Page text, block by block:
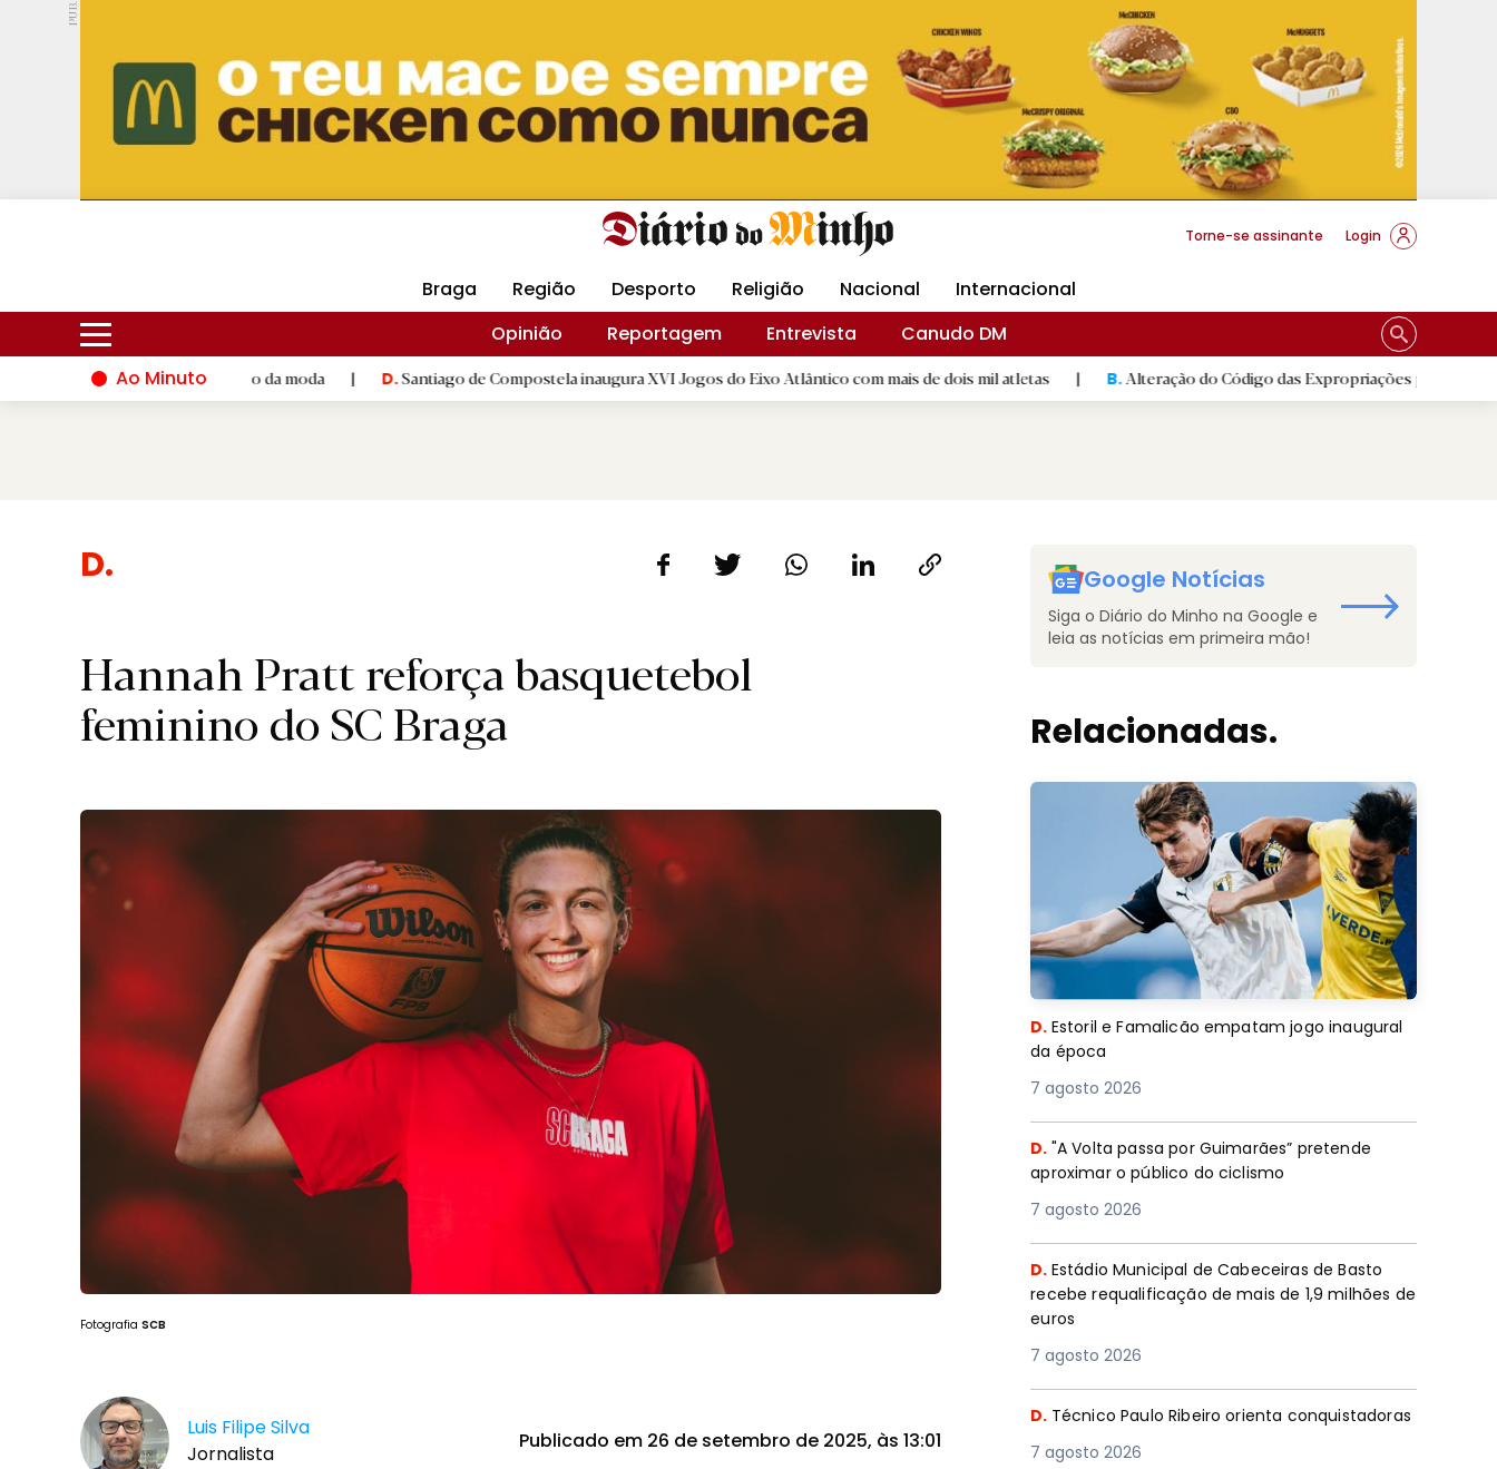
PUB.
Hoje 16ºC 29ºC DMtv Revista Minha Gráfica DM Livraria DM Arquidiocese Braga
Torne-se assinante Login
Braga Região Desporto Religião Nacional
Internacional
Opinião
Reportagem Entrevista
Canudo DM
Ao Minuto
à inovação do mundo da moda | D.Santiago de Compostela inaugura XVI Jogos do Eixo Atlântico com mais de dois mil atletas | B.Alteração do Código das Expropriações pode ajudar construção
Desp
Hannah Pratt reforça basquetebol
feminino do SC Braga
Fotografia SCB
Luis Filipe Silva
Jornalista
Publicado em 26 de setembro de 2025, às 13:01
Google Notícias
Siga o Diário do Minho na Google e
leia as notícias em primeira mão!
Relacionadas.
D. Estoril e Famalicão empatam jogo inaugural
da época
7 agosto 2026
D. "A Volta passa por Guimarães” pretende
aproximar o público do ciclismo
7 agosto 2026
D. Estádio Municipal de Cabeceiras de Basto
recebe requalificação de mais de 1,9 milhões de
euros
7 agosto 2026
D. Técnico Paulo Ribeiro orienta conquistadoras
7 agosto 2026